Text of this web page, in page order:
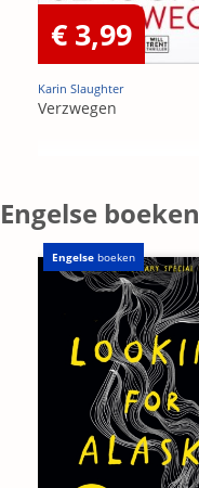
€ 3,99
Karin Slaughter
Verzwegen
Engelse boeken
Engelse boeken